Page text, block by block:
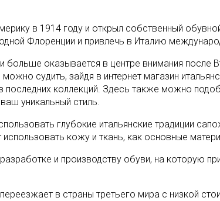
в 1914 году и открыл собственный
Флоренции и привлечь в Италию
оказывается в центре внимания после
судить, зайдя в интернет магазин
коллекций. Здесь также можно
уникальный стиль.
глубокие итальянские традиции
кожу и ткань, как основные
и производству обуви, на которую
в страны третьего мира с низкой